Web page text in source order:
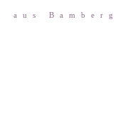
aus